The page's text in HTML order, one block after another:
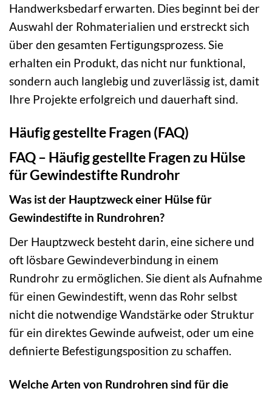
Handwerksbedarf erwarten. Dies beginnt bei der
Auswahl der Rohmaterialien und erstreckt sich
über den gesamten Fertigungsprozess. Sie
erhalten ein Produkt, das nicht nur funktional,
sondern auch langlebig und zuverlässig ist, damit
Ihre Projekte erfolgreich und dauerhaft sind.
Häufig gestellte Fragen (FAQ)
FAQ – Häufig gestellte Fragen zu Hülse
für Gewindestifte Rundrohr
Was ist der Hauptzweck einer Hülse für
Gewindestifte in Rundrohren?
Der Hauptzweck besteht darin, eine sichere und
oft lösbare Gewindeverbindung in einem
Rundrohr zu ermöglichen. Sie dient als Aufnahme
für einen Gewindestift, wenn das Rohr selbst
nicht die notwendige Wandstärke oder Struktur
für ein direktes Gewinde aufweist, oder um eine
definierte Befestigungsposition zu schaffen.
Welche Arten von Rundrohren sind für die